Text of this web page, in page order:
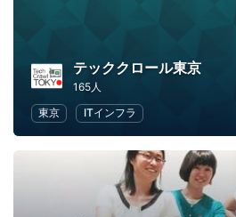
テッククロール東京
165人
東京
ITインフラ